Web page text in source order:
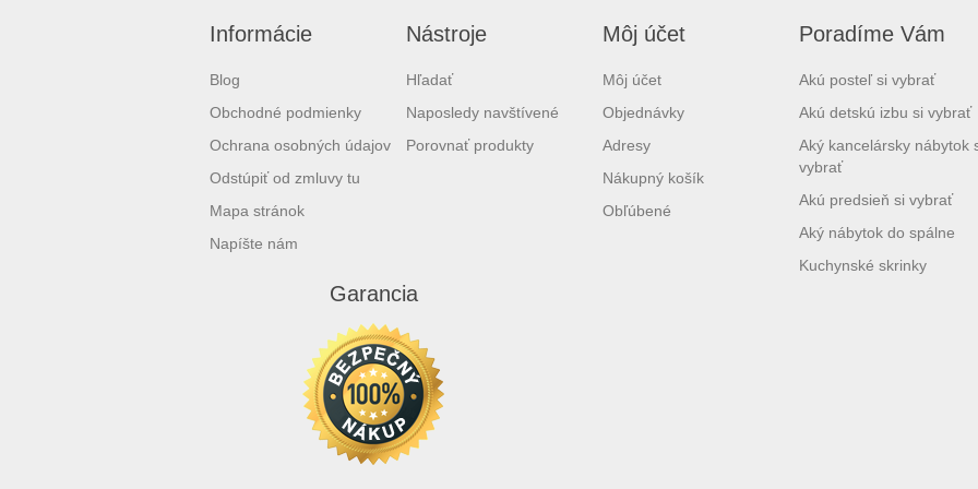
Informácie
Blog
Obchodné podmienky
Ochrana osobných údajov
Odstúpiť od zmluvy tu
Mapa stránok
Napíšte nám
Nástroje
Hľadať
Naposledy navštívené
Porovnať produkty
Môj účet
Môj účet
Objednávky
Adresy
Nákupný košík
Obľúbené
Poradíme Vám
Akú posteľ si vybrať
Akú detskú izbu si vybrať
Aký kancelársky nábytok
vybrať
Akú predsieň si vybrať
Aký nábytok do spálne
Kuchynské skrinky
Garancia